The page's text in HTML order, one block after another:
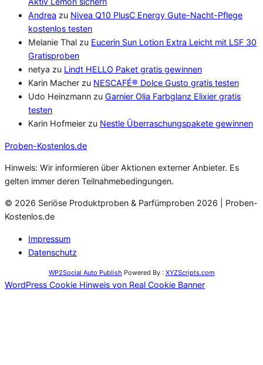
Andrea zu Nivea Q10 PlusC Energy Gute-Nacht-Pflege
kostenlos testen
Melanie Thal zu Eucerin Sun Lotion Extra Leicht mit LSF 30
Gratisproben
netya zu Lindt HELLO Paket gratis gewinnen
Karin Macher zu NESCAFÉ® Dolce Gusto gratis testen
Udo Heinzmann zu Garnier Olia Farbglanz Elixier gratis
testen
Karin Hofmeier zu Nestle Überraschungspakete gewinnen
Proben-Kostenlos.de
Hinweis: Wir informieren über Aktionen externer Anbieter. Es
gelten immer deren Teilnahmebedingungen.
© 2026 Seriöse Produktproben & Parfümproben 2026 | Proben-
Kostenlos.de
Impressum
Datenschutz
WP2Social Auto Publish Powered By : XYZScripts.com
WordPress Cookie Hinweis von Real Cookie Banner